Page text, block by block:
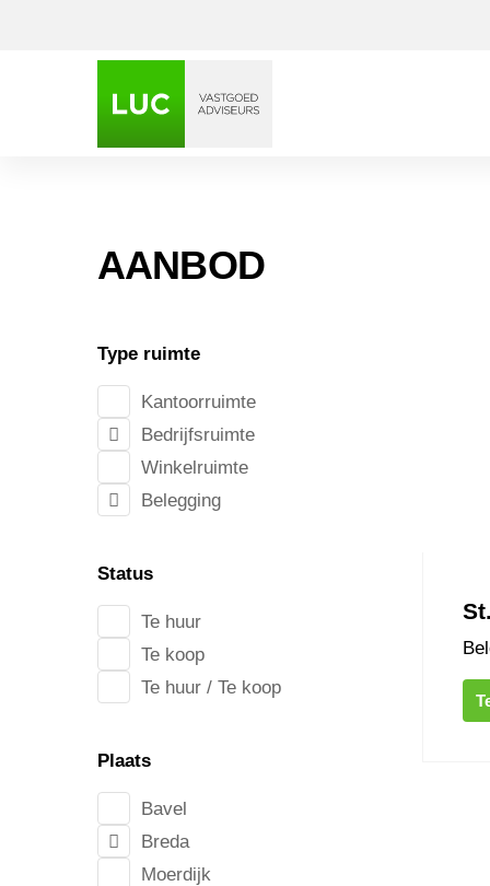
AANBOD
Type ruimte
Kantoorruimte
Bedrijfsruimte
Winkelruimte
Belegging
Status
Te huur
Te koop
Te huur / Te koop
Plaats
Bavel
Breda
Moerdijk